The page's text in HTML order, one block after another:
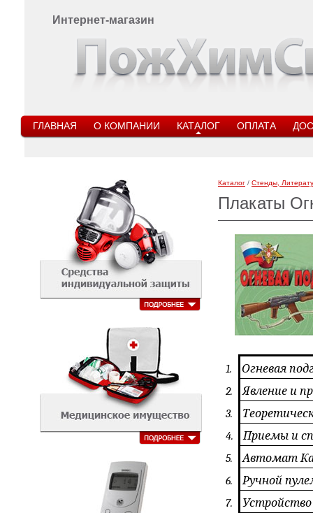
Интернет-магазин
ГЛАВНАЯ О КОМПАНИИ КАТАЛОГ ОПЛАТА
Каталог / Стенды,
Плакаты
1.
Огневая
2.
Явление и
3.
4.
Приемы и
5.
Автомат
6.
Ручной
7.